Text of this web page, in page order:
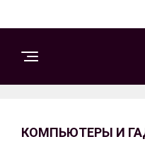
КОМПЬЮТЕРЫ И